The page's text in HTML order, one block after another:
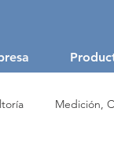
Medición,